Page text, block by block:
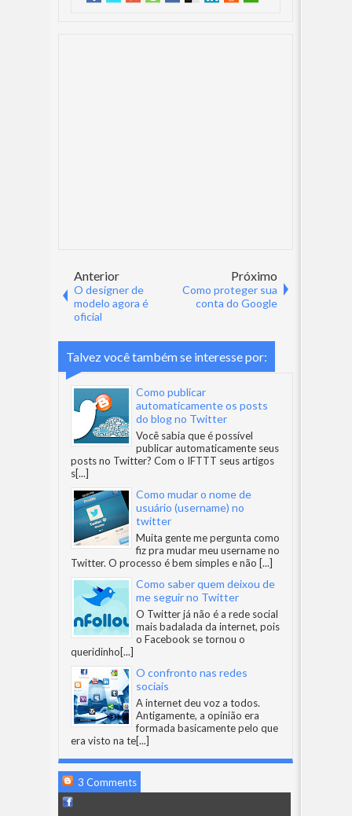
Anterior
O designer de
modelo agora é
oficial
Próximo
Como proteger sua
conta do Google
Talvez você também se interesse por:
Como publicar
automaticamente os posts
do blog no Twitter
Você sabia que é possível
publicar automaticamente seus
posts no Twitter? Com o IFTTT seus artigos
s[...]
Como mudar o nome de
usuário (username) no
twitter
Muita gente me pergunta como
fiz pra mudar meu username no
Twitter. O processo é bem simples e não [...]
Como saber quem deixou de
me seguir no Twitter
O Twitter já não é a rede social
mais badalada da internet, pois
o Facebook se tornou o
queridinho[...]
O confronto nas redes
sociais
A internet deu voz a todos.
Antigamente, a opinião era
formada basicamente pelo que
era visto na te[...]
3 Comments